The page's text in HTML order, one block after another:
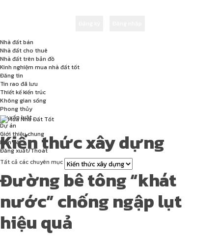
Nhà đất bán
Nhà đất cho thuê
Nhà đất trên bản đồ
Kinh nghiệm mua nhà đất tốt
Đăng tin
Tin rao đã lưu
Thiết kế kiến trúc
Không gian sống
Phong thủy
Tư vấn luật
Dự án
Giới thiệu chung
Liên hệ
Đăng xuất/Thoát
Kiến thức xây dựng
Tất cả các chuyên mục
Đường bê tông “khát
nước” chống ngập lụt
hiệu quả